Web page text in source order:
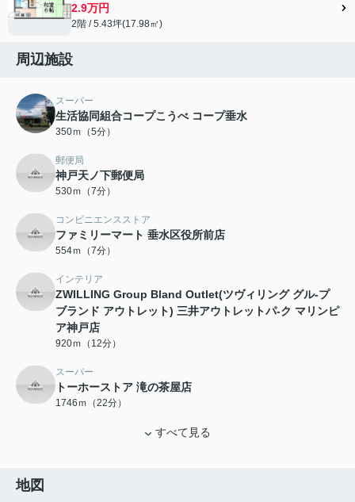
2.9万円
2階 / 5.43坪(17.98㎡)
周辺施設
スーパー
生活協同組合コープこうべ コープ垂水
350ｍ（5分）
郵便局
神戸天ノ下郵便局
530ｍ（7分）
コンビニエンスストア
ファミリーマート 垂水区役所前店
554ｍ（7分）
インテリア
ZWILLING Group Bland Outlet(ツヴィリング グル-プ
ブランド アウトレット) 三井アウトレットパ-ク マリンピ
ア神戸店
920ｍ（12分）
スーパー
トーホーストア 滝の茶屋店
1746ｍ（22分）
すべて見る
地図